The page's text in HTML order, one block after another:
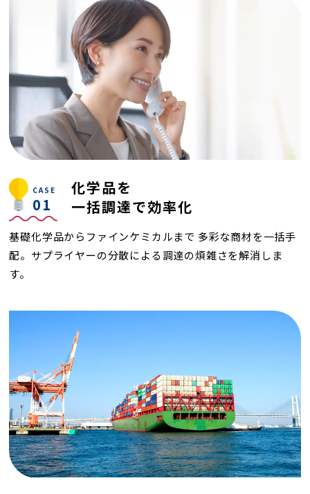
CASE
01
化学品を
一括調達で効率化
基礎化学品からファインケミカルまで 多彩な商材を一括手
配。サプライヤーの分散による調達の煩雑さを解消しま
す。